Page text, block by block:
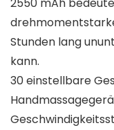
2550 mAh
Stunden lang
kann.
30 einstellbare